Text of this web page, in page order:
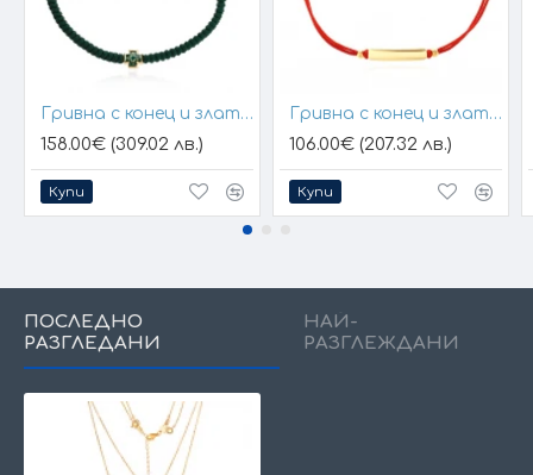
Гривна с конец и златен елемент кръст
158.00€ (309.02 лв.)
Купи
Гривна с конец и златна плочка за гравиране
106.00€ (207.32 лв.)
Купи
ПОСЛЕДНО
РАЗГЛЕДАНИ
НАЙ-
РАЗГЛЕЖДАНИ